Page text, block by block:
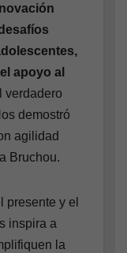
apoyo al
verdadero
demostró
agilidad
Bruchou.
presente y el
inspira a
la